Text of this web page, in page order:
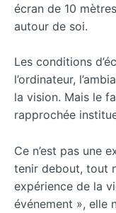
écran de 10
autour de soi.
Les conditions
l’ordinateur,
la vision. Mais le
rapprochée
Ce n’est pas une
tenir debout, tout
expérience de la
événement », elle